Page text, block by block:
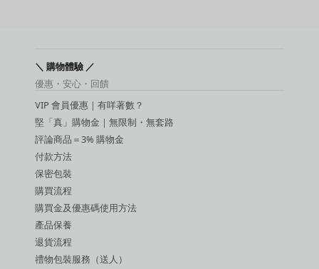
敏感提升用品
延時噴霧
吸啜器
震蛋
SM 玩具
SM 手扣
潤滑液
＼ 購物體驗 ／
優惠・安心・回饋
VIP 會員優惠｜有咩著數？
堅「真」購物金｜無限制・無套路
評論商品＝3% 購物金
付款方法
保密包裝
購買流程
購買金及優惠碼使用方法
產品保養
退貨流程
禮物包裝服務（送人）